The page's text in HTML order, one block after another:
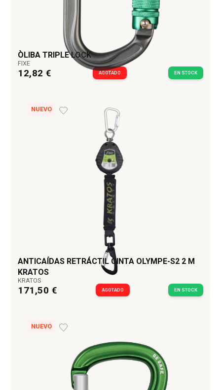
ÒLIBA TRIPLE LOCK
FIXE
12,82 € AGOTADO EN STOCK
NUEVO
ANTICAÍDAS RETRÁCTIL CINTA OLYMPE-S2 2 M
KRATOS
KRATOS
171,50 € AGOTADO EN STOCK
NUEVO